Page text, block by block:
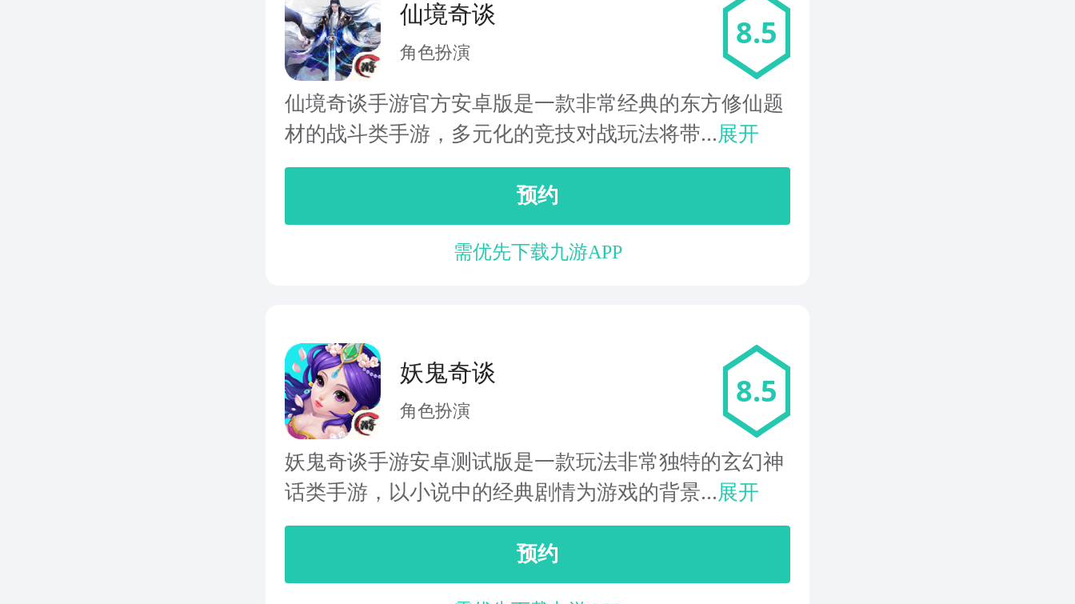
仙境奇谈
角色扮演
8.5
仙境奇谈手游官方安卓版是一款非常经典的东方修仙题
材的战斗类手游，多元化的竞技对战玩法将带...展开
预约
需优先下载九游APP
妖鬼奇谈
角色扮演
8.5
妖鬼奇谈手游安卓测试版是一款玩法非常独特的玄幻神
话类手游，以小说中的经典剧情为游戏的背景...展开
预约